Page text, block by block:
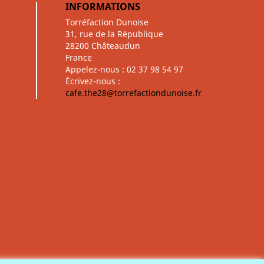
INFORMATIONS
Torréfaction Dunoise
31, rue de la République
28200 Châteaudun
France
Appelez-nous : 02 37 98 54 97
Écrivez-nous :
cafe.the28@torrefactiondunoise.fr